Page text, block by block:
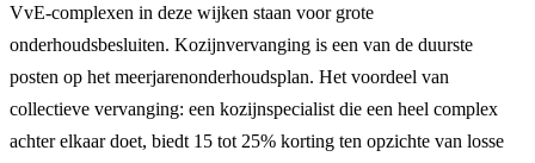
VvE-complexen in deze wijken staan voor grote
onderhoudsbesluiten. Kozijnvervanging is een van de duurste
posten op het meerjarenonderhoudsplan. Het voordeel van
collectieve vervanging: een kozijnspecialist die een heel complex
achter elkaar doet, biedt 15 tot 25% korting ten opzichte van losse